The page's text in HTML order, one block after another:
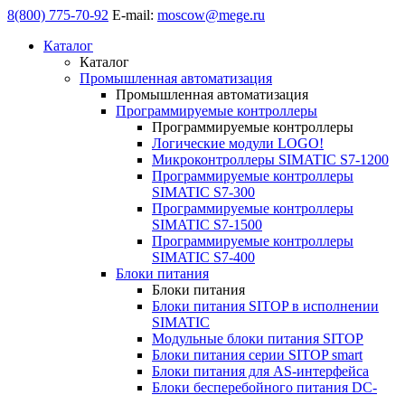
8(800) 775-70-92 E-mail: moscow@mege.ru
Каталог
Каталог
Промышленная автоматизация
Промышленная автоматизация
Программируемые контроллеры
Программируемые контроллеры
Логические модули LOGO!
Микроконтроллеры SIMATIC S7-1200
Программируемые контроллеры
SIMATIC S7-300
Программируемые контроллеры
SIMATIC S7-1500
Программируемые контроллеры
SIMATIC S7-400
Блоки питания
Блоки питания
Блоки питания SITOP в исполнении
SIMATIC
Модульные блоки питания SITOP
Блоки питания серии SITOP smart
Блоки питания для AS-интерфейса
Блоки бесперебойного питания DC-